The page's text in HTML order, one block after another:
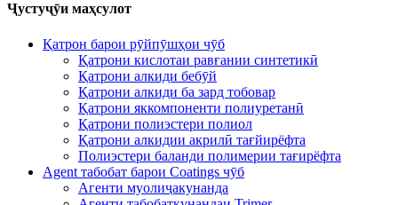
Ҷустуҷӯи маҳсулот
Қатрон барои рӯйпӯшҳои чӯб
Қатрони кислотаи равғании синтетикӣ
Қатрони алкиди бебӯй
Қатрони алкиди ба зард тобовар
Қатрони яккомпоненти полиуретанӣ
Қатрони полиэстери полиол
Қатрони алкидии акрилӣ тағйирёфта
Полиэстери баланди полимерии тағирёфта
Agent табобат барои Coatings чӯб
Агенти муолиҷакунанда